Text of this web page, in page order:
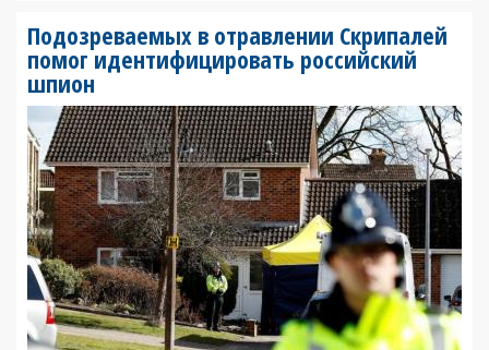
Подозреваемых в отравлении Скрипалей
помог идентифицировать российский
шпион